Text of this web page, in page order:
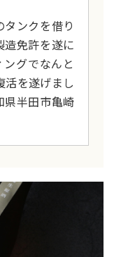
ンクを借り
造免許を遂に
グでなんと
活を遂げまし
県半田市亀崎